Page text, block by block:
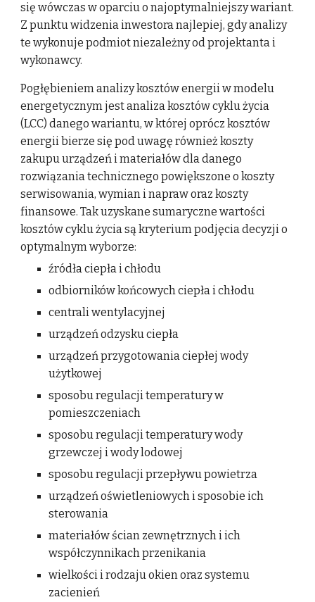
się wówczas w oparciu o najoptymalniejszy wariant.
Z punktu widzenia inwestora najlepiej, gdy analizy
te wykonuje podmiot niezależny od projektanta i
wykonawcy.
Pogłębieniem analizy kosztów energii w modelu
energetycznym jest analiza kosztów cyklu życia
(LCC) danego wariantu, w której oprócz kosztów
energii bierze się pod uwagę również koszty
zakupu urządzeń i materiałów dla danego
rozwiązania technicznego powiększone o koszty
serwisowania, wymian i napraw oraz koszty
finansowe. Tak uzyskane sumaryczne wartości
kosztów cyklu życia są kryterium podjęcia decyzji o
optymalnym wyborze:
źródła ciepła i chłodu
odbiorników końcowych ciepła i chłodu
centrali wentylacyjnej
urządzeń odzysku ciepła
urządzeń przygotowania ciepłej wody
użytkowej
sposobu regulacji temperatury w
pomieszczeniach
sposobu regulacji temperatury wody
grzewczej i wody lodowej
sposobu regulacji przepływu powietrza
urządzeń oświetleniowych i sposobie ich
sterowania
materiałów ścian zewnętrznych i ich
współczynnikach przenikania
wielkości i rodzaju okien oraz systemu
zacienień